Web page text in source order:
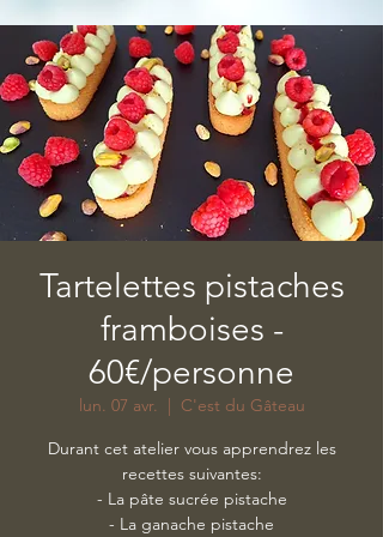
Tartelettes pistaches
framboises -
60€/personne
lun. 07 avr.
  |
C'est du Gâteau
Durant cet atelier vous apprendrez les
recettes suivantes:
- La pâte sucrée pistache
- La ganache pistache